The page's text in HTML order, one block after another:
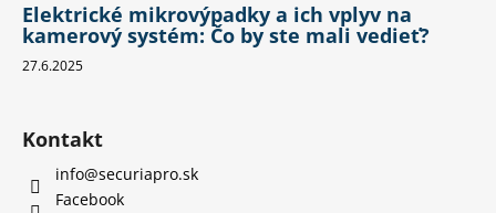
Elektrické mikrovýpadky a ich vplyv na
kamerový systém: Čo by ste mali vedieť?
27.6.2025
Kontakt
info@securiapro.sk
Facebook